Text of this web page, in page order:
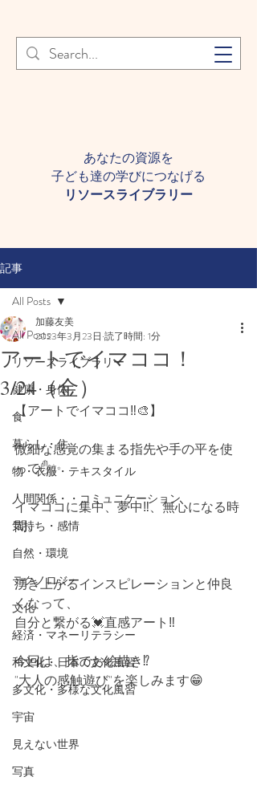
登録者様へ 個人情報の取り扱
いについて Learn More
あなたの資源を
子ども達の学びにつなげる​
​リソースライブラリー
記事
All Posts
リソースライブラリー
健康・身体
食
暮らし・住
物・衣服・テキスタイル
人間関係・・コミュニケーション
気持ち・感情
自然・環境
テクノロジー
文化
経済・マネーリテラシー
和文化・日本の文化風習
多文化・多様な文化風習
宇宙
見えない世界
写真
All Posts
アートでイマココ！
3/24（金）
加藤友美
2023年3月23日 読了時間: 1分
【アートでイマココ‼️🎨】
微細な感覚の集まる指先や手の平を使
って✋✨
イマココに集中、夢中‼️、無心になる時
間。
湧き上がるインスピレーションと仲良
くなって、
自分と繋がる💓直感アート‼️
今回は、指でお絵描き⁉️
"大人の感触遊び"を楽しみます😁